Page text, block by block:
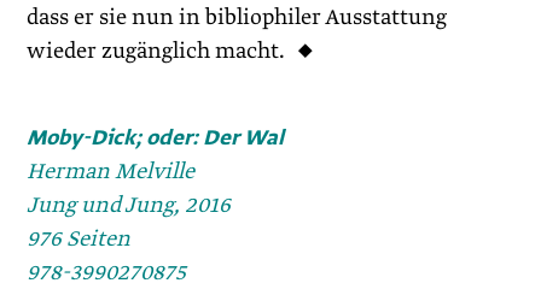
dass er sie nun in bibliophiler Ausstattung
wieder zugänglich macht. ◆
Moby-Dick; oder: Der Wal
Herman Melville
Jung und Jung, 2016
976 Seiten
978-3990270875